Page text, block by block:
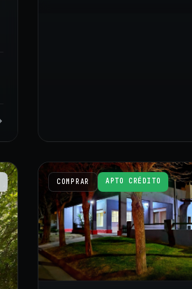
COMPRAR APTO CRÉDITO